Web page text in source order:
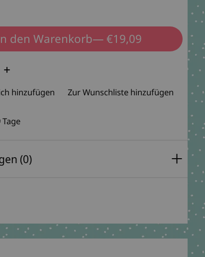
den Warenkorb
— €19,09
hinzufügen Zur Wunschliste hinzufügen
(0)